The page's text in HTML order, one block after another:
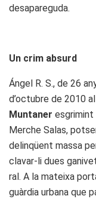
desapareguda.
Un crim absurd
Ángel R. S., de 26
d’octubre de 2010
Muntaner esgrimint
Merche Salas,
delinqüent massa
clavar-li dues
ral. A la mateixa
guàrdia urbana que